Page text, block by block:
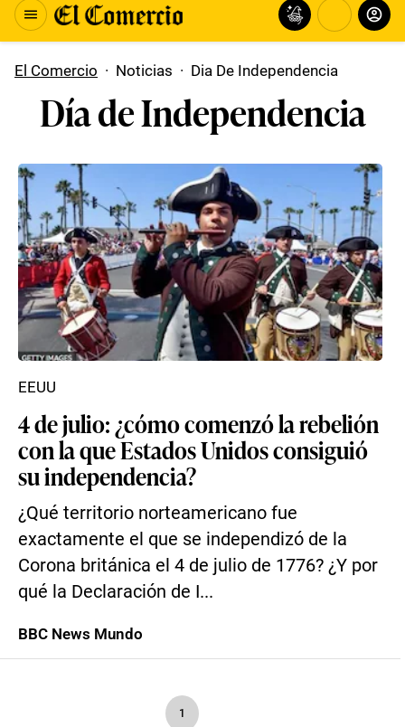
El Comercio · Noticias · Dia De Independencia
Día de Independencia
4 de julio: ¿cómo comenzó la rebelión
con la que Estados Unidos consiguió
su independencia?
¿Qué territorio norteamericano fue
exactamente el que se independizó de la
Corona británica el 4 de julio de 1776? ¿Y por
qué la Declaración de I...
EEUU
BBC News Mundo
1